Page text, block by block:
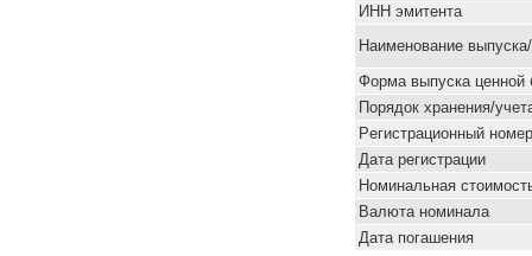
ИНН эмитента
Наименование
Форма выпуска ценной
Порядок хранения/
Pегистрационный номер
Дата регистрации
Номинальная
Валюта номинала
Дата погашения